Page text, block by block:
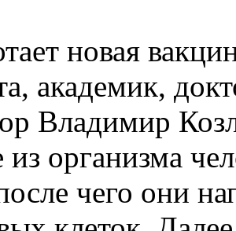
новая
академик,
Владимир
из организма
чего они